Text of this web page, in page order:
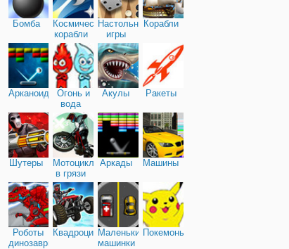
Бомба
Космические
корабли
Настольные
игры
Корабли
Арканоид
Огонь и
вода
Акулы Ракеты
Шутеры
Мотоциклы
в грязи
Аркады Машины
Роботы
динозавры
КвадроциклыМаленькие
машинки
Покемоны